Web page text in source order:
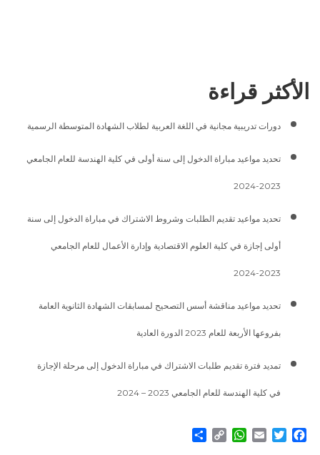
الأكثر قراءة
دورات تدريبية مجانية في اللغة العربية لطلاب الشهادة المتوسطة الرسمية
تحديد مواعيد مباراة الدخول إلى سنة أولى في كلية الهندسة للعام الجامعي
2023-2024
تحديد مواعيد تقديم الطلبات وشروط الاشتراك في مباراة الدخول إلى سنة
أولى إجازة في كلية العلوم الاقتصادية وإدارة الأعمال للعام الجامعي
2023-2024
تحديد مواعيد مناقشة أسس التصحيح لمسابقات الشهادة الثانوية العامة
بفروعها الأربعة للعام 2023 الدورة العادية
تمديد فترة تقديم طلبات الاشتراك في مباراة الدخول إلى مرحلة الإجازة
في كلية الهندسة للعام الجامعي 2023 – 2024
Facebook
Twitter
Email
WhatsApp
Copy